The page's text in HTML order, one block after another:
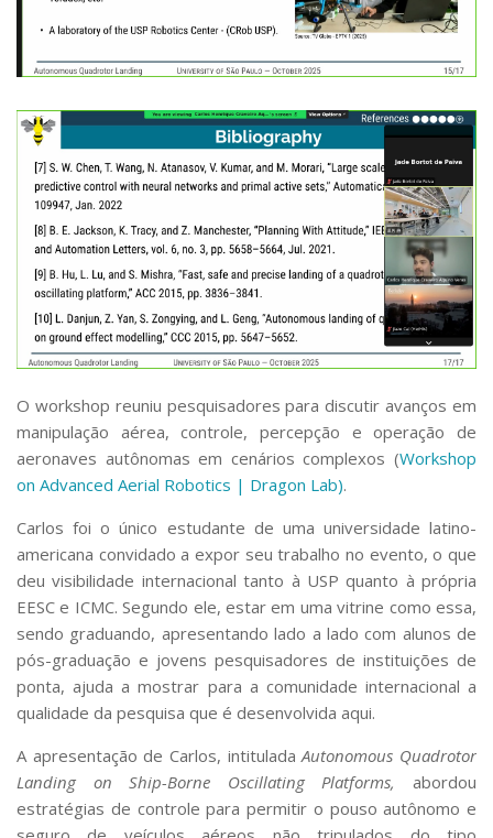
O workshop reuniu pesquisadores para discutir avanços em
manipulação aérea, controle, percepção e operação de
aeronaves autônomas em cenários complexos (Workshop
on Advanced Aerial Robotics | Dragon Lab).
Carlos foi o único estudante de uma universidade latino-
americana convidado a expor seu trabalho no evento, o que
deu visibilidade internacional tanto à USP quanto à própria
EESC e ICMC. Segundo ele, estar em uma vitrine como essa,
sendo graduando, apresentando lado a lado com alunos de
pós-graduação e jovens pesquisadores de instituições de
ponta, ajuda a mostrar para a comunidade internacional a
qualidade da pesquisa que é desenvolvida aqui.
A apresentação de Carlos, intituladaAutonomous Quadrotor
Landing on Ship-Borne Oscillating Platforms,
abordou
estratégias de controle para permitir o pouso autônomo e